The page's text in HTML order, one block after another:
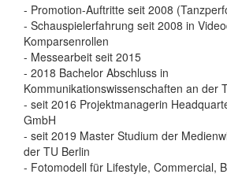
- Promotion-Auftritte seit 2008
- Schauspielerfahrung seit 2008 in
Komparsenrollen
- Messearbeit seit 2015
- 2018 Bachelor Abschluss in
Kommunikationswissenschaften an der
- seit 2016 Projektmanagerin
GmbH
- seit 2019 Master Studium der
der TU Berlin
- Fotomodell für Lifestyle, Commercial,